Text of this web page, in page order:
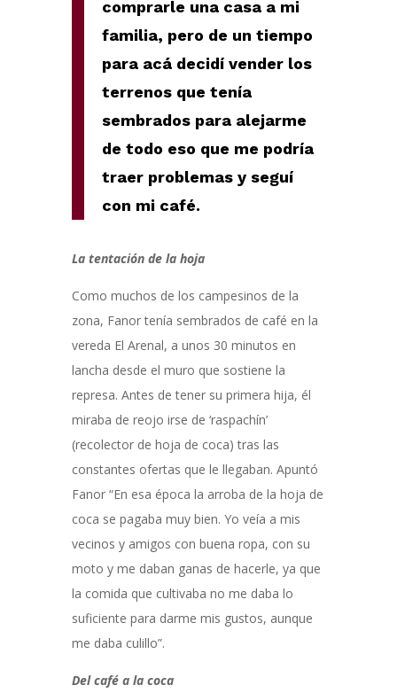
comprarle una casa a mi
familia, pero de un tiempo
para acá decidí vender los
terrenos que tenía
sembrados para alejarme
de todo eso que me podría
traer problemas y seguí
con mi café.
La tentación de la hoja
Como muchos de los campesinos de la
zona, Fanor tenía sembrados de café en la
vereda El Arenal, a unos 30 minutos en
lancha desde el muro que sostiene la
represa. Antes de tener su primera hija, él
miraba de reojo irse de ‘raspachín’
(recolector de hoja de coca) tras las
constantes ofertas que le llegaban. Apuntó
Fanor “En esa época la arroba de la hoja de
coca se pagaba muy bien. Yo veía a mis
vecinos y amigos con buena ropa, con su
moto y me daban ganas de hacerle, ya que
la comida que cultivaba no me daba lo
suficiente para darme mis gustos, aunque
me daba culillo”.
Del café a la coca